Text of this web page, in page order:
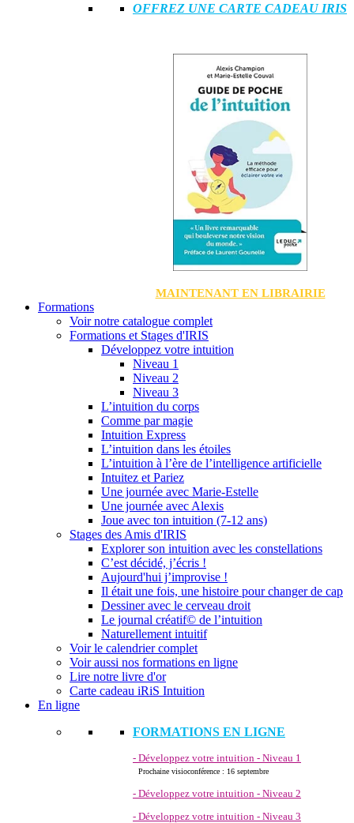
OFFREZ UNE CARTE CADEAU IRIS
MAINTENANT EN LIBRAIRIE
Formations
Voir notre catalogue complet
Formations et Stages d'IRIS
Développez votre intuition
Niveau 1
Niveau 2
Niveau 3
L’intuition du corps
Comme par magie
Intuition Express
L’intuition dans les étoiles
L’intuition à l’ère de l’intelligence artificielle
Intuitez et Pariez
Une journée avec Marie-Estelle
Une journée avec Alexis
Joue avec ton intuition (7-12 ans)
Stages des Amis d'IRIS
Explorer son intuition avec les constellations
C’est décidé, j’écris !
Aujourd'hui j’improvise !
Il était une fois, une histoire pour changer de cap
Dessiner avec le cerveau droit
Le journal créatif© de l’intuition
Naturellement intuitif
Voir le calendrier complet
Voir aussi nos formations en ligne
Lire notre livre d'or
Carte cadeau iRiS Intuition
En ligne
FORMATIONS EN LIGNE
- Développez votre intuition - Niveau 1
Prochaine visioconférence : 16 septembre
- Développez votre intuition - Niveau 2
- Développez votre intuition - Niveau 3